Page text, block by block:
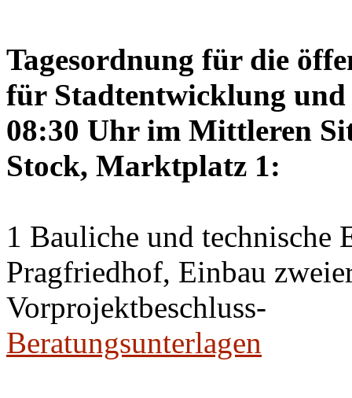
Tagesordnung für die
für Stadtentwicklung und
08:30 Uhr im Mittleren
Stock, Marktplatz 1:
1 Bauliche und technische
Pragfriedhof, Einbau
Vorprojektbeschluss-
Beratungsunterlagen